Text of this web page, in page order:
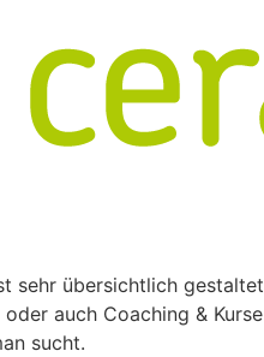
sehr übersichtlich
auch Coaching &
sucht.